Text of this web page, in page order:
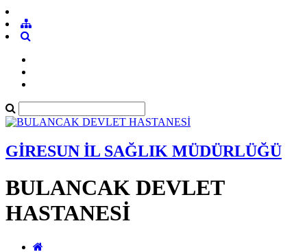
GİRESUN İL SAĞLIK MÜDÜRLÜĞÜ
BULANCAK DEVLET
HASTANESİ